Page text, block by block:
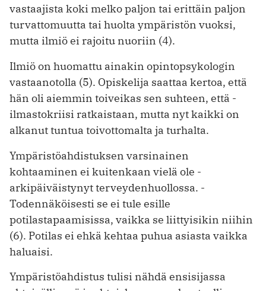
vastaajista koki melko paljon tai erittäin paljon
turvattomuutta tai huolta ympäristön vuoksi,
mutta ilmiö ei rajoitu nuoriin (4).
Ilmiö on huomattu ainakin opintopsykologin
vastaanotolla (5). Opiskelija saattaa kertoa, että
hän oli aiemmin toiveikas sen suhteen, että ­
ilmastokriisi ratkaistaan, mutta nyt kaikki on
alkanut tuntua toivottomalta ja turhalta.
Ympäristöahdistuksen varsinainen
kohtaaminen ei kuitenkaan vielä ole ­
arkipäiväistynyt terveydenhuollossa. ­
Todennäköisesti se ei tule esille
potilastapaamisissa, vaikka se liittyisikin niihin
(6). Potilas ei ehkä kehtaa puhua asiasta vaikka
haluaisi.
Ympäristöahdistus tulisi nähdä ensisijassa